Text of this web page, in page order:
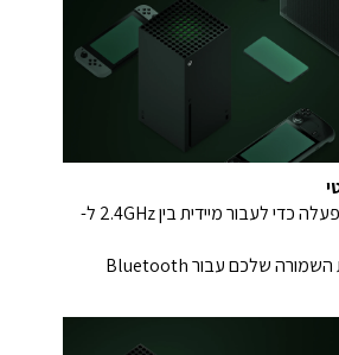
לחצו על כפתור ההפעלה כדי לעבור מיידית בין 2.4GHz ל-
ההגדרה המוזיקלית השמורה שלכם עבור Bluetooth